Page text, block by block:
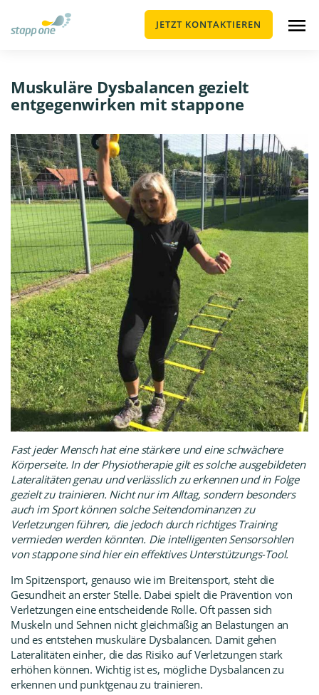
JETZT KONTAKTIEREN
Muskuläre Dysbalancen gezielt
entgegenwirken mit stapp one
Fast jeder Mensch hat eine stärkere und eine schwächere
Körperseite. In der Physiotherapie gilt es solche ausgebildeten
Lateralitäten genau und verlässlich zu erkennen und in Folge
gezielt zu trainieren. Nicht nur im Alltag, sondern besonders
auch im Sport können solche Seitendominanzen zu
Verletzungen führen, die jedoch durch richtiges Training
vermieden werden könnten. Die intelligenten Sensorsohlen
von stappone sind hier ein effektives Unterstützungs-Tool.
Im Spitzensport, genauso wie im Breitensport, steht die
Gesundheit an erster Stelle. Dabei spielt die Prävention von
Verletzungen eine entscheidende Rolle. Oft passen sich
Muskeln und Sehnen nicht gleichmäßig an Belastungen an
und es entstehen muskuläre Dysbalancen. Damit gehen
Lateralitäten einher, die das Risiko auf Verletzungen stark
erhöhen können. Wichtig ist es, mögliche Dysbalancen zu
erkennen und punktgenau zu trainieren.